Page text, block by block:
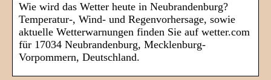
Wie wird das Wetter heute in Neubrandenburg?
Temperatur-, Wind- und Regenvorhersage, sowie
aktuelle Wetterwarnungen finden Sie auf wetter.com
für 17034 Neubrandenburg, Mecklenburg-
Vorpommern, Deutschland.